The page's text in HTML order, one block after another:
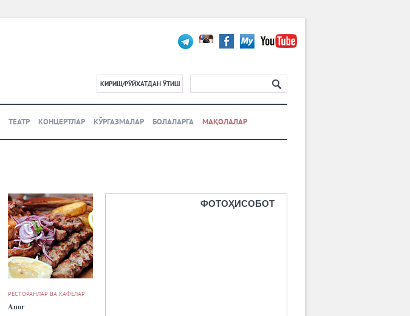
КИРИШ/РЎЙХАТДАН ЎТИШ
ТЕАТР КОНЦЕРТЛАР КЎРГАЗМАЛАР БОЛАЛАРГА МАҚОЛАЛАР
РЕСТОРАНЛАР ВА КАФЕЛАР
Anor
ФОТОҲИСОБОТ